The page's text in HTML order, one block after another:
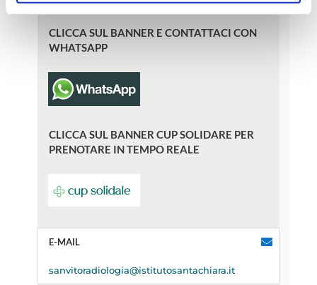
statistici e di Profilazione anche di "terze parti" come
specificato nella cookie policy. Può scegliere se
accettare tutti i cookie, rifiutare tutti i cookies o solo quelli
CLICCA SUL BANNER E CONTATTACI CON
WHATSAPP
CLICCA SUL BANNER CUP SOLIDARE PER
PRENOTARE IN TEMPO REALE
E-MAIL
sanvitoradiologia@istitutosantachiara.it